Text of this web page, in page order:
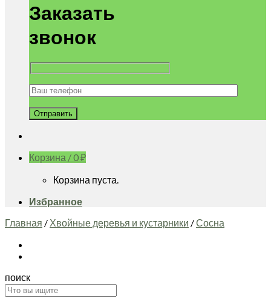
Заказать
звонок
Корзина /0₽
Корзина пуста.
Избранное
Главная / Хвойные деревья и кустарники /Сосна
поиск
Искать: